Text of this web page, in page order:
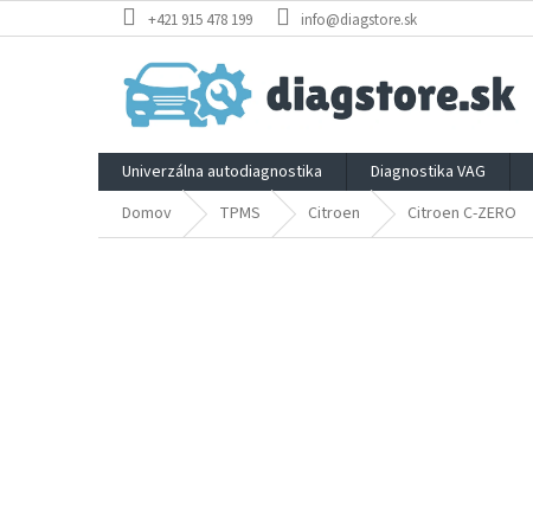
na
+421 915 478 199 info@diagstore.sk
Univerzálna autodiagnostika Diagnostika VAG
Domov
TPMS Citroen Citroen C-ZERO